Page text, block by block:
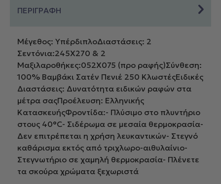
ποσότητα
ΠΕΡΙΓΡΑΦΗ
Μέγεθος: ΥπέρδιπλοΔιαστάσεις: 2
Σεντόνια:245X270 & 2
Μαξιλαροθήκες:052X075 (πρo ραφής)Σύνθεση:
100% Βαμβάκι Σατέν Πενιέ 250 ΚλωστέςΕιδικές
Διαστάσεις: Δυνατότητα ειδικών ραφών στα
μέτρα σαςΠροέλευση: Ελληνικής
ΚατασκευήςΦροντίδα:- Πλύσιμο στο πλυντήριο
στους 40°C- Σιδέρωμα σε μεσαία θερμοκρασία-
Δεν επιτρέπεται η χρήση λευκαντικών- Στεγνό
καθάρισμα εκτός από τριχλωρο-αιθυλαίνιο-
Στεγνωτήριο σε χαμηλή θερμοκρασία- Πλένετε
τα σκούρα χρώματα ξεχωριστά